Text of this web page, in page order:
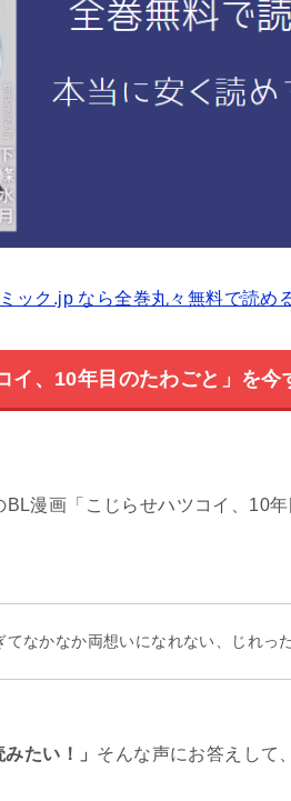
ック.jp なら全巻丸々無料で読め
イ、10年目のたわごと」を今
漫画「こじらせハツコイ、10年
てなかなか両想いになれない、じれっ
たい！」 そんな声にお答えして